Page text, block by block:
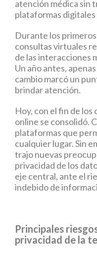
atención médica sin
plataformas digitales
Durante los
consultas virtuales
de las interacciones
Un año antes,
cambio marcó un
brindar atención.
Hoy, con el fin de
online se consolidó.
plataformas que
cualquier lugar. Sin
trajo nuevas
privacidad de los
eje central, ante el
indebido de
Principales
privacidad de la